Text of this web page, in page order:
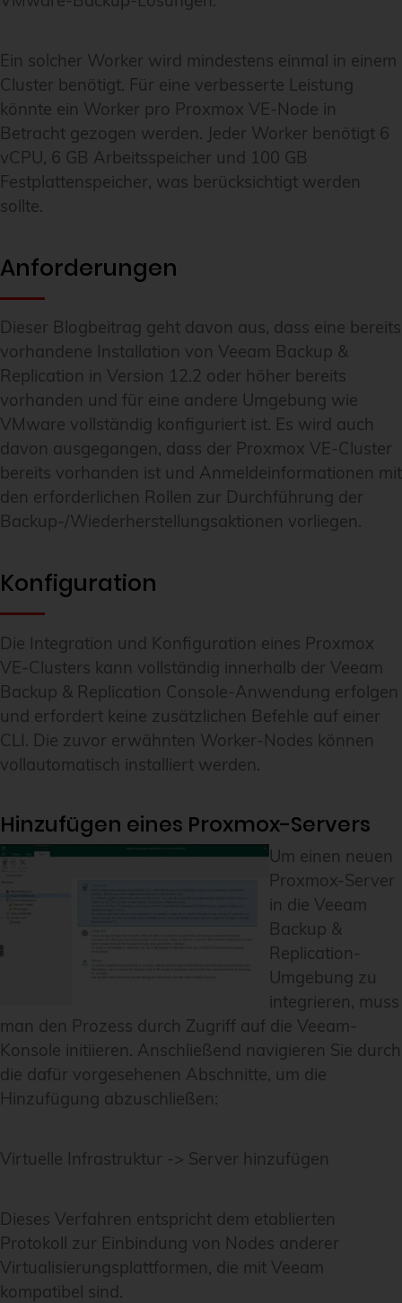
Ein solcher Worker wird mindestens einmal in einem
Cluster benötigt. Für eine verbesserte Leistung
könnte ein Worker pro Proxmox VE-Node in
Betracht gezogen werden. Jeder Worker benötigt 6
vCPU, 6 GB Arbeitsspeicher und 100 GB
Festplattenspeicher, was berücksichtigt werden
sollte.
Anforderungen
Dieser Blogbeitrag geht davon aus, dass eine bereits
vorhandene Installation von Veeam Backup &
Replication in Version 12.2 oder höher bereits
vorhanden und für eine andere Umgebung wie
VMware vollständig konfiguriert ist. Es wird auch
davon ausgegangen, dass der Proxmox VE-Cluster
bereits vorhanden ist und Anmeldeinformationen mit
den erforderlichen Rollen zur Durchführung der
Backup-/Wiederherstellungsaktionen vorliegen.
Konfiguration
Die Integration und Konfiguration eines Proxmox
VE-Clusters kann vollständig innerhalb der Veeam
Backup & Replication Console-Anwendung erfolgen
und erfordert keine zusätzlichen Befehle auf einer
CLI. Die zuvor erwähnten Worker-Nodes können
vollautomatisch installiert werden.
Hinzufügen eines Proxmox-Servers
Um einen neuen
Proxmox-Server
in die Veeam
Backup &
Replication-
Umgebung zu
integrieren, muss
man den Prozess durch Zugriff auf die Veeam-
Konsole initiieren. Anschließend navigieren Sie durch
die dafür vorgesehenen Abschnitte, um die
Hinzufügung abzuschließen:
Virtuelle Infrastruktur -> Server hinzufügen
Dieses Verfahren entspricht dem etablierten
Protokoll zur Einbindung von Nodes anderer
Virtualisierungsplattformen, die mit Veeam
kompatibel sind.